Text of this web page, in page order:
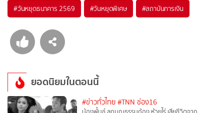
#วันหยุดธนาคาร 2569 #วันหยุดพิเศษ #สถาบันการเงิน
ยอดนิยมในตอนนี้
#ข่าวทั่วไทย #TNN ช่อง16